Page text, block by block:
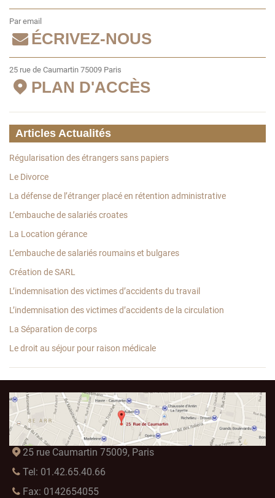
Par email
ÉCRIVEZ-NOUS
25 rue de Caumartin 75009 Paris
PLAN D'ACCÈS
Articles Actualités
Régularisation des étrangers sans papiers
Le Divorce
La défense de l’étranger placé en rétention administrative
L’embauche de salariés croates
La Location gérance
L’embauche de salariés roumains et bulgares
Création de SARL
L’indemnisation des victimes d’accidents du travail
L’indemnisation des victimes d’accidents de la circulation
La Séparation de corps
Le droit au séjour pour raison médicale
25 rue Caumartin 75009, Paris
Tel: 01.42.65.40.66
Fax: 0142654055